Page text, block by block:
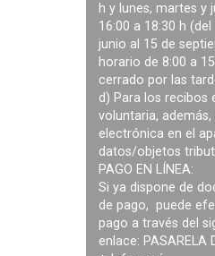
h y lunes, martes y
16:00 a 18:30 h (del
junio al 15 de
horario de 8:00 a
cerrado por las
d) Para los recibos
voluntaria, además,
electrónica en el
datos/objetos
PAGO EN LÍNEA:
Si ya dispone de
de pago, puede
pago a través del
enlace: PASARELA